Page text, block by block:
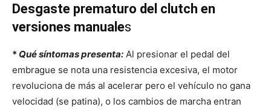
Desgaste prematuro del clutch en
versiones manuales
* Qué síntomas presenta: Al presionar el pedal del
embrague se nota una resistencia excesiva, el motor
revoluciona de más al acelerar pero el vehículo no gana
velocidad (se patina), o los cambios de marcha entran